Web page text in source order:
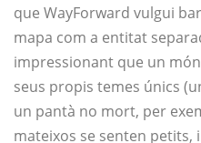
que WayForward vulgui
mapa com a entitat
impressionant que un
seus propis temes únics
un pantà no mort, per
mateixos se senten